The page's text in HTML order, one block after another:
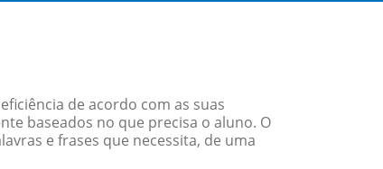
de acordo com as suas
baseados no que precisa o aluno. O
e frases que necessita, de uma